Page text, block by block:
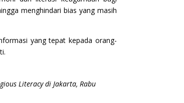
menghindari bias yang masih
yang tepat kepada orang-
Literacy di Jakarta, Rabu